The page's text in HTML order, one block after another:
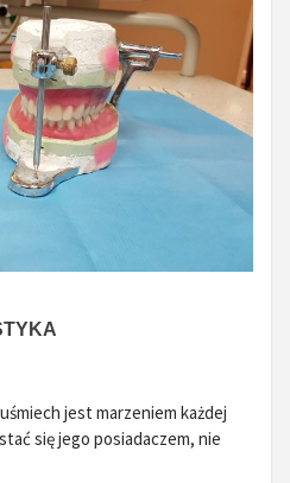
jest marzeniem każdej
się jego posiadaczem, nie